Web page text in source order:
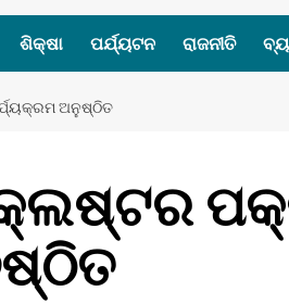
ଶିକ୍ଷା ପର୍ଯ୍ୟଟନ ରାଜନୀତି
ଅନୁଷ୍ଠିତ
କ୍ଲଷ୍ଟର